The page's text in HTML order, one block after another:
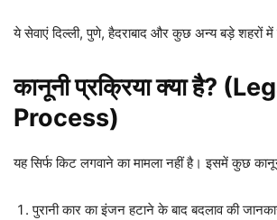
ये सेवाएं दिल्ली, पुणे, हैदराबाद और कुछ अन्य बड़े शहरों
कानूनी प्रक्रिया क्या है?
Process)
यह सिर्फ किट लगवाने का मामला नहीं है। इसमें कुछ
पुरानी कार का इंजन हटाने के बाद बदलाव की